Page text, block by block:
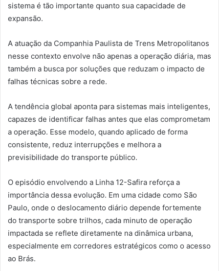
sistema é tão importante quanto sua capacidade de
expansão.
A atuação da Companhia Paulista de Trens Metropolitanos
nesse contexto envolve não apenas a operação diária, mas
também a busca por soluções que reduzam o impacto de
falhas técnicas sobre a rede.
A tendência global aponta para sistemas mais inteligentes,
capazes de identificar falhas antes que elas comprometam
a operação. Esse modelo, quando aplicado de forma
consistente, reduz interrupções e melhora a
previsibilidade do transporte público.
O episódio envolvendo a Linha 12-Safira reforça a
importância dessa evolução. Em uma cidade como São
Paulo, onde o deslocamento diário depende fortemente
do transporte sobre trilhos, cada minuto de operação
impactada se reflete diretamente na dinâmica urbana,
especialmente em corredores estratégicos como o acesso
ao Brás.